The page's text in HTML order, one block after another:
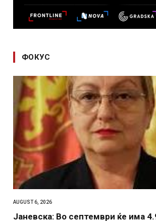
ФОКУС
AUGUST 6, 2026
Јаневска: Во септември ќе има